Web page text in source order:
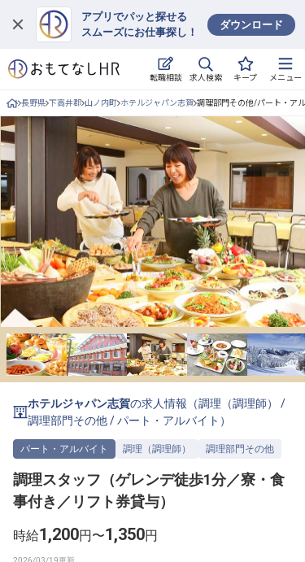
アプリでパッと探せる
スムーズにお仕事探し！
ダウンロード
転職相談 求人検索 キープ メニュー
ログイン
求人・施設を探す
キープした求人
就職・転職 合同説明会
おもてなしHRについて
ご利用の流れ
よくある質問
ホテル・宿泊業界情報コラム
無料 転職サポートに申し込む
長野県 下高井郡 山ノ内町 ホテルジャパン志賀 調理部門その他/パート・ア
ホテルジャパン志賀の求人情報（調理（調理師）
/
調理部門その他/パート・アルバイト ）
パート・アルバイト 調理（調理師） 調理部門その他
調理スタッフ（ゲレンデ徒歩1分／寮・食
事付き／リフト券貸与）
時給1,200円〜1,350円